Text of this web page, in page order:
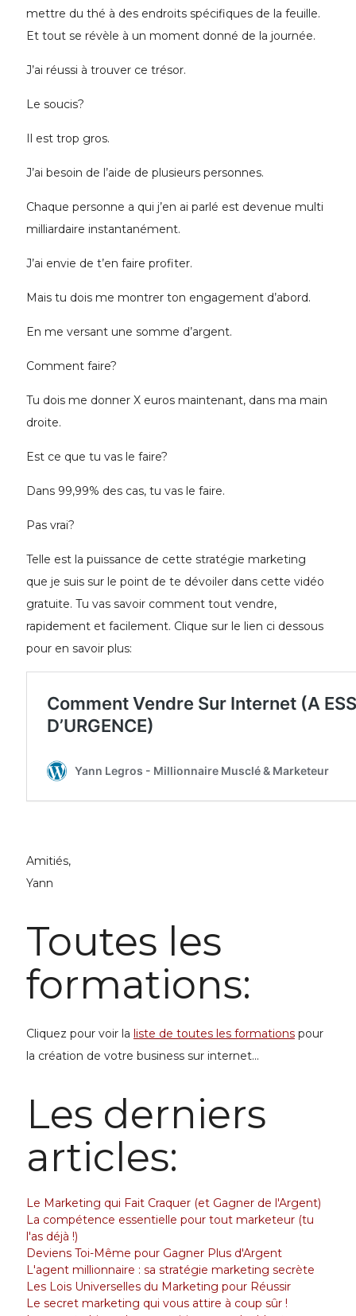
mettre du thé à des endroits spécifiques de la feuille.
Et tout se révèle à un moment donné de la journée.
J’ai réussi à trouver ce trésor.
Le soucis?
Il est trop gros.
J’ai besoin de l’aide de plusieurs personnes.
Chaque personne a qui j’en ai parlé est devenue multi
milliardaire instantanément.
J’ai envie de t’en faire profiter.
Mais tu dois me montrer ton engagement d’abord.
En me versant une somme d’argent.
Comment faire?
Tu dois me donner X euros maintenant, dans ma main
droite.
Est ce que tu vas le faire?
Dans 99,99% des cas, tu vas le faire.
Pas vrai?
Telle est la puissance de cette stratégie marketing
que je suis sur le point de te dévoiler dans cette vidéo
gratuite. Tu vas savoir comment tout vendre,
rapidement et facilement. Clique sur le lien ci dessous
pour en savoir plus:
Amitiés,
Yann
Toutes les
formations:
Cliquez pour voir la liste de toutes les formationspour
la création de votre businesssur internet...
Les derniers
articles:
Le Marketing qui Fait Craquer (et Gagner de l'Argent)
La compétence essentielle pour tout marketeur (tu
l'as déjà !)
Deviens Toi-Même pour Gagner Plus d'Argent
L'agent millionnaire : sa stratégie marketing secrète
Les Lois Universelles du Marketing pour Réussir
Le secret marketing qui vous attire à coup sûr !